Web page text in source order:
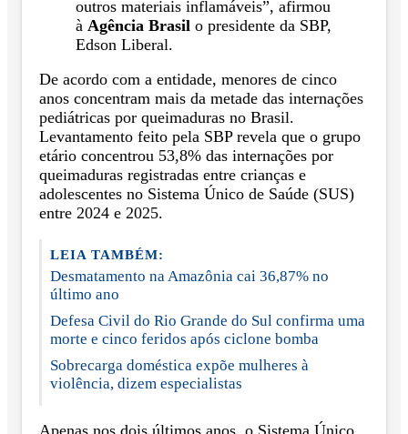
outros materiais inflamáveis”, afirmou
à Agência Brasil o presidente da SBP,
Edson Liberal.
De acordo com a entidade, menores de cinco
anos concentram mais da metade das internações
pediátricas por queimaduras no Brasil.
Levantamento feito pela SBP revela que o grupo
etário concentrou 53,8% das internações por
queimaduras registradas entre crianças e
adolescentes no Sistema Único de Saúde (SUS)
entre 2024 e 2025.
LEIA TAMBÉM:
Desmatamento na Amazônia cai 36,87% no
último ano
Defesa Civil do Rio Grande do Sul confirma uma
morte e cinco feridos após ciclone bomba
Sobrecarga doméstica expõe mulheres à
violência, dizem especialistas